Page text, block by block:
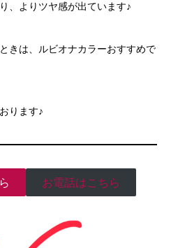
、よりツヤ感が出ています♪
きは、ルビオナカラーおすすめで
ります♪
お電話はこちら